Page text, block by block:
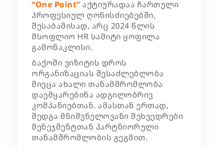
“One Point” აქტიურადაა ჩართული
პროფესიულ ღონისძიებებში,
შესაბამისად, არც 2024 წლის
მსოფლიო HR სამიტი ყოფილა
გამონაკლისი.
ბაქოში ვიზიტის დროს
ორგანიზაციას შესაძლებლობა
მიეცა ახალი თანამშრომლობა
დაემყარებინა ადგილობრივ
კომპანიებთან. ამასთან ერთად,
შედგა მნიშვნელოვანი შეხვედრები
მენეჯმენტთან პარტნიორული
თანამშრომლობის გეგმით.